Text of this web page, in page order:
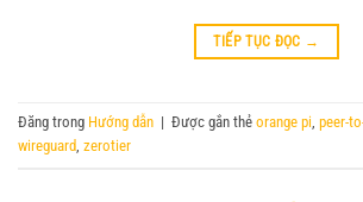
TIẾP TỤC ĐỌC →
Đăng trong Hướng dẫn | Được gắn thẻ orange pi peer-
wireguard zerotier